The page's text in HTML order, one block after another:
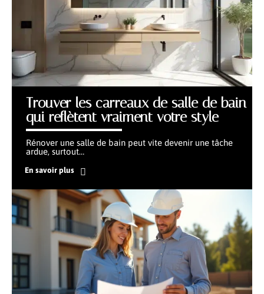
Trouver les carreaux de salle de bain
qui reflètent vraiment votre style
Rénover une salle de bain peut vite devenir une tâche
ardue, surtout…
En savoir plus